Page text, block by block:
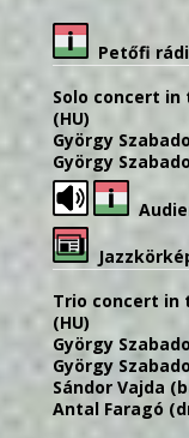
Petőfi
Solo concert in
(HU)
György
György
Trio concert in
(HU)
György
György
Sándor Vajda
Antal Faragó